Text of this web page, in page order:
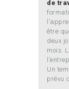
de
être
deux
mois.
Un
prévu